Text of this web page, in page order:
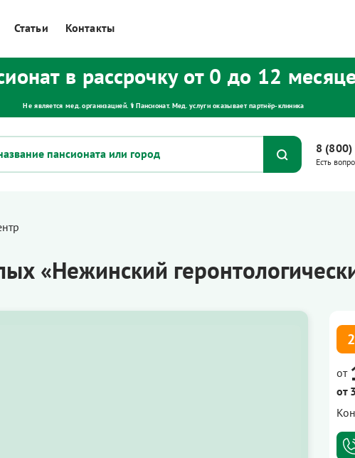
Статьи Контакты
в рассрочку от 0 до 12
Не является мед. организацией. ⚕ Пансионат. Мед. услуги оказывает партнёр‑клиника
8
Есть
«Нежинский
2
от
от